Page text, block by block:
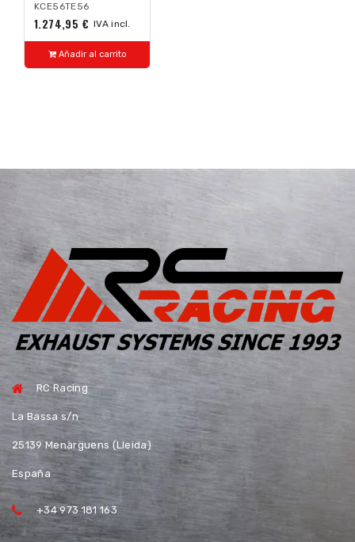
KCE56TE56
1.274,95 € IVA incl.
Añadir al carrito
RC Racing
La Bassa s/n
25139 Menàrguens (Lleida)
España
+34 973 181 163